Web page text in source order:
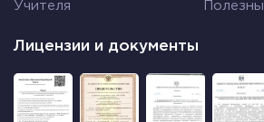
Учителя
Лицензии и документы